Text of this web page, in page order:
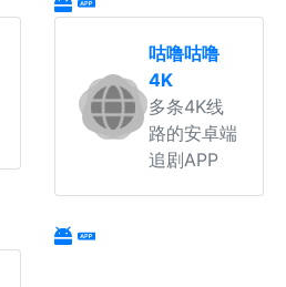
咕噜咕噜
4K
多条4K线
路的安卓端
追剧APP